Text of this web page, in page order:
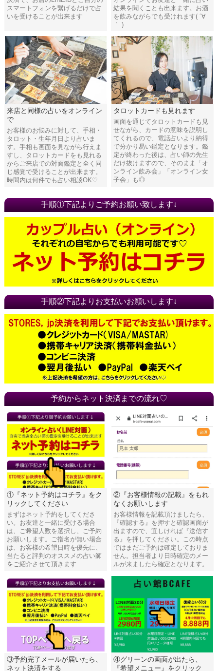
スマートフォンを繋げるだけで占
いを受けることが出来ます
結果を聞くことも出来ます。お酒
を飲みながらでも受けれます( ´∀
｀ )
来店と同様の占いをオンライン
で
お客様のお悩みに対して、手相・
タロット・生年月日より占いま
す。手相も画面を見ながら行えま
すし、タロットカードをも見れる
からご来店での対面鑑定と全く同
じ感覚で受けることが出来ます。
時間内は何件でも占い相談OK♡
タロットカードも見れます
画面を通じてタロットカードも見
せながら、カードの意味を説明し
てくれるので、電話占いより納得
で分かり易い鑑定となります。鑑
定が終わった後は、占い師の先生
だけ抜けますので、そのまま「オ
ンライン飲み会」「オンライン女
子会」も◎
手順①下記よりご予約お願い致します↓
手順②下記よりお支払いお願いします↓
予約からネット決済までの流れ♡
①『ネット予約はコチラ』をク
リックしてください
まずはネット予約をしてくださ
い。お友達と一緒に受ける場合
は、ご希望人数を選択し、ご予約
お願いします。ご指名が無い場合
は、お客様の希望日時を優先に、
当たると評判のオススメの占い師
をご紹介させて頂きます
②『お客様情報の記載』をもれ
なくお願いします
お客様情報を記載頂けましたら、
『確認する』を押すと確認画面が
出ますので、宜しければ『送信す
る』を押してください。この時点
ではまだご予約は確定しておりま
せん。担当者より日時確定のメー
ルが来ましたら確定となります。
③予約完了メールが届いたら、
ネット決済をする
④グリーンの画面が出たら、
『希望メニュー』をクリック